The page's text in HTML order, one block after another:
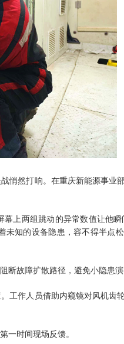
悄然打响。在重庆新能源事业
上两组跳动的异常数值让他
知的设备隐患，容不得半点
断故障扩散路径，避免小隐患演
工作人员借助内窥镜对风机齿
一时间现场反馈。